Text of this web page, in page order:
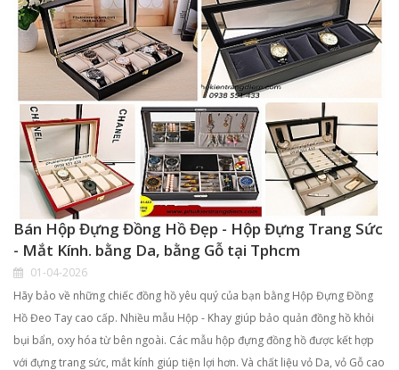
Bán Hộp Đựng Đồng Hồ Đẹp - Hộp Đựng Trang Sức
- Mắt Kính. bằng Da, bằng Gỗ tại Tphcm
01-04-2026
Hãy bảo về những chiếc đồng hồ yêu quý của bạn bằng Hộp Đựng Đồng
Hồ Đeo Tay cao cấp. Nhiều mẫu Hộp - Khay giúp bảo quản đồng hồ khỏi
bụi bẩn, oxy hóa từ bên ngoài. Các mẫu hộp đựng đồng hồ được kết hợp
với đựng trang sức, mắt kính giúp tiện lợi hơn. Và chất liệu vỏ Da, vỏ Gỗ cao